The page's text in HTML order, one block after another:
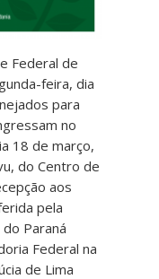
Federal de
feira, dia
para
no
18 de março,
do Centro de
aos
pela
Paraná
Federal na
de Lima